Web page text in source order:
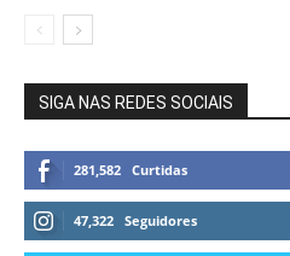
SIGA NAS REDES SOCIAIS
281,582 Curtidas
47,322 Seguidores